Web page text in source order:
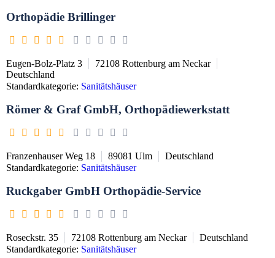
Orthopädie Brillinger
Eugen-Bolz-Platz 3 72108 Rottenburg am Neckar
Deutschland
Standardkategorie: Sanitätshäuser
Römer & Graf GmbH, Orthopädiewerkstatt
Franzenhauser Weg 18 89081 Ulm
Deutschland
Standardkategorie: Sanitätshäuser
Ruckgaber GmbH Orthopädie-Service
Roseckstr. 35 72108 Rottenburg am Neckar
Deutschland
Standardkategorie: Sanitätshäuser